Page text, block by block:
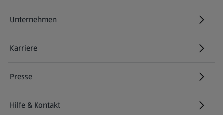
Unternehmen
Karriere
(öffnet in einem neuen Tab)
Presse
Hilfe & Kontakt
(öffnet in einem neuen Tab)